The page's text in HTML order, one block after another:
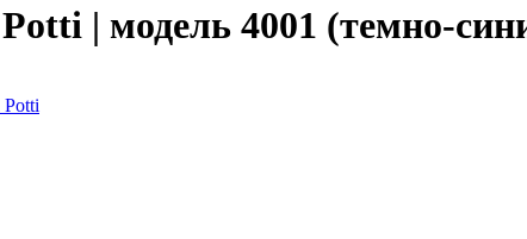
| модель 4001 (темно-
Potti